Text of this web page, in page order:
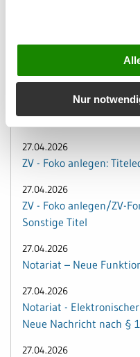
Nur
29.04.2026
Gebühren:
zentral einstellbar
ZV-Formulare - Letzte
27.04.2026
ZV - Foko anlegen:
27.04.2026
ZV - Foko anlegen/ZV-
Sonstige Titel
27.04.2026
Notariat – Neue
27.04.2026
Notariat -
Neue Nachricht nach §
27.04.2026